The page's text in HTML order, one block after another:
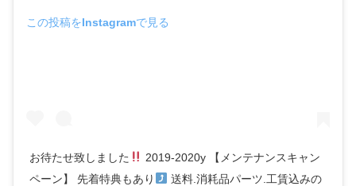
この投稿をInstagramで見る
お待たせ致しました
2019-2020y 【メンテナンスキャン
ペーン】 先着特典もあり
送料.消耗品パーツ.工賃込みの